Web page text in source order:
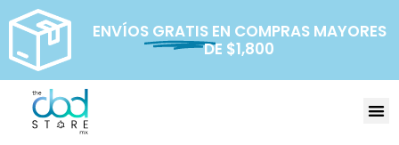
contenido
ENVÍOS GRATIS EN COMPRAS MAYORES
DE $1,800